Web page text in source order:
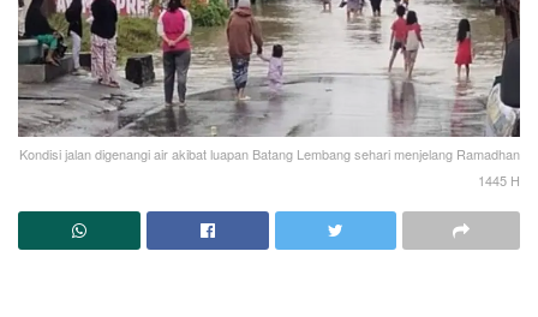
Kondisi jalan digenangi air akibat luapan Batang Lembang sehari menjelang Ramadhan
1445 H